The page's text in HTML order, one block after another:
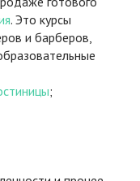
. Это курсы
и барберов,
;